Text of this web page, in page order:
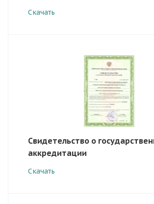
Скачать
Свидетельство о
аккредитации
Скачать